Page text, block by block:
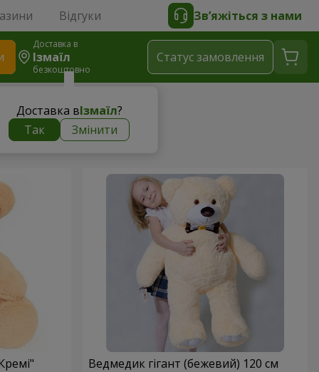
Відгуки Зв’яжіться з нами
Доставка в
Ізмаїл
безкоштовно
Доставка вІзмаїл?
Так
Змінити
Статус замовлення
Ведмедик гігант (бежевий) 120 см